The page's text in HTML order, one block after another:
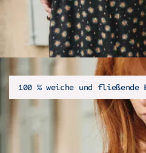
100 % weiche und fließende